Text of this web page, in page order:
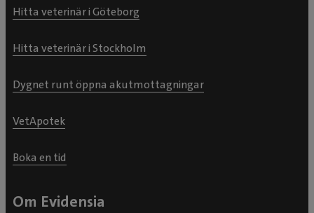
Hitta veterinär i Göteborg
Hitta veterinär i Stockholm
Dygnet runt öppna akutmottagningar
VetApotek
Boka en tid
Om Evidensia